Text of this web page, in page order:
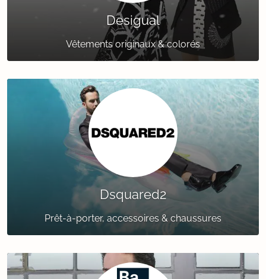
Desigual
Vêtements originaux & colorés
Dsquared2
Prêt-à-porter, accessoires & chaussures